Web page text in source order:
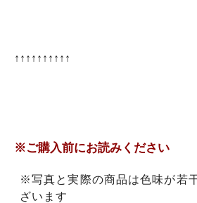
↑↑↑↑↑↑↑↑↑↑
※ご購入前にお読みください
※写真と実際の商品は色味が若
ざいます